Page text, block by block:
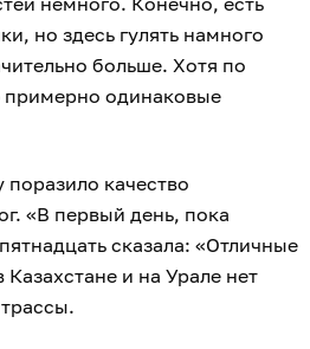
но здесь гулять намного
больше. Хотя по
одинаковые
качество
«В первый день, пока
сказала: «Отличные
и на Урале нет